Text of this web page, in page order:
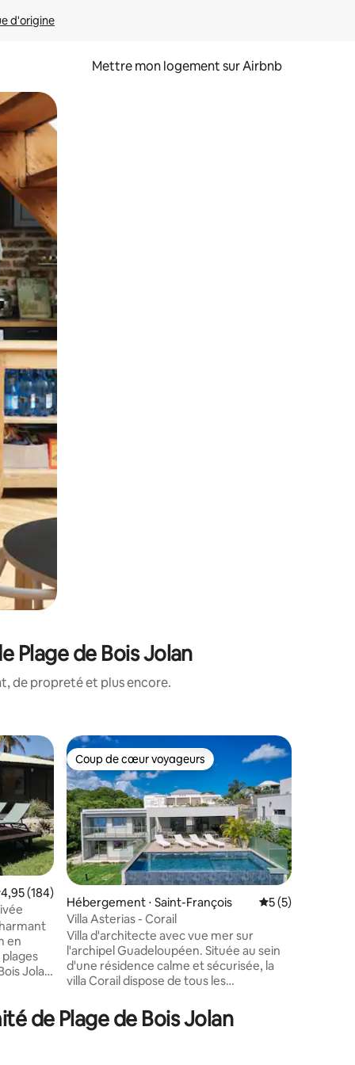
d'origine
Mettre mon logement sur Airbnb
glisser.
Plage de Bois Jolan
de propreté et plus encore.
: 5 sur 5
moyenne sur la base de 184 commentaires : 4,95 sur 5
4,95 (184)
Jolan
et
Coup de cœur voyageurs
Coup de cœur voyageurs
Hébergement ⋅ Saint-François Évaluation
5 (5)
Villa Asterias - Corail
Villa d'architecte avec vue mer sur
l'archipel Guadeloupéen. Située au sein
d'une résidence calme et sécurisée, la
villa Corail dispose de tous les
vous y sentiez bien. Tournée vers la mer,
la vue qui s'offre à vous dévoile l'archipel
de Plage de Bois Jolan